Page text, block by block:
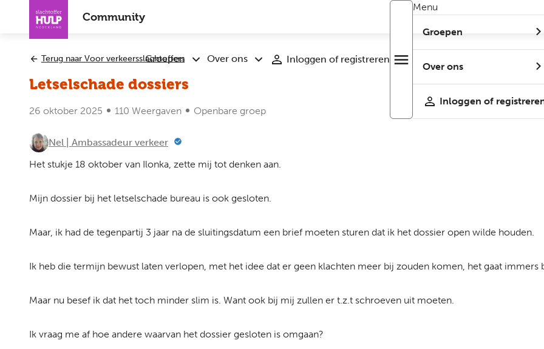
Overslaan
Community
Groepen
Submenu
Over ons
SubmenuInloggen of registreren Open
Menu
Groepen
Over ons
Inloggen of
Terug naar Voor verkeersslachtoffers
Letselschade dossiers
26 oktober 2025 110 Weergaven Openbare groep
Nel | Ambassadeur verkeer
Het stukje 18 oktober van Ilonka, zette mij tot denken aan.
Mijn dossier bij het letselschade bureau is ook gesloten.
Maar, ik had de tegenpartij 3 jaar na de sluitingsdatum een brief moeten sturen dat ik het dossier open wilde houden.
Ik heb die termijn bewust laten verlopen, met het idee dat er geen klachten meer bij zouden komen, het gaat immers
Maar nu besef ik dat het toch minder slim is. Want ook bij mij zullen er t.z.t schroeven uit moeten.
Ik vraag me af hoe andere waarvan het dossier gesloten is omgaan?